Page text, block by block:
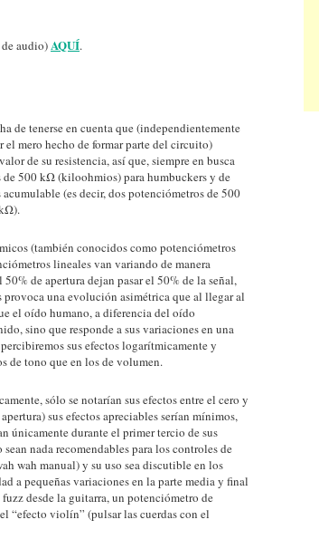
audio) AQUÍ.
de tenerse en cuenta que (independientemente
mero hecho de formar parte del circuito)
de su resistencia, así que, siempre en busca
500 kΩ (kiloohmios) para humbuckers y de
(es decir, dos potenciómetros de 500
(también conocidos como potenciómetros
lineales van variando de manera
de apertura dejan pasar el 50% de la señal,
una evolución asimétrica que al llegar al
el oído humano, a diferencia del oído
sino que responde a sus variaciones en una
sus efectos logarítmicamente y
de tono que en los de volumen.
sólo se notarían sus efectos entre el cero y
sus efectos apreciables serían mínimos,
únicamente durante el primer tercio de sus
nada recomendables para los controles de
wah manual) y su uso sea discutible en los
a pequeñas variaciones en la parte media y final
desde la guitarra, un potenciómetro de
“efecto violín” (pulsar las cuerdas con el